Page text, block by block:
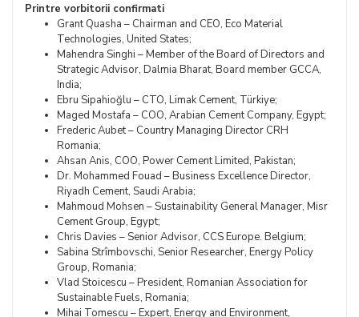
Printre vorbitorii confirmati
Grant Quasha – Chairman and CEO, Eco Material
Technologies, United States;
Mahendra Singhi – Member of the Board of Directors and
Strategic Advisor, Dalmia Bharat, Board member GCCA,
India;
Ebru Sipahioğlu – CTO, Limak Cement, Türkiye;
Maged Mostafa – COO, Arabian Cement Company, Egypt;
Frederic Aubet – Country Managing Director CRH
Romania;
Ahsan Anis, COO, Power Cement Limited, Pakistan;
Dr. Mohammed Fouad – Business Excellence Director,
Riyadh Cement, Saudi Arabia;
Mahmoud Mohsen – Sustainability General Manager, Misr
Cement Group, Egypt;
Chris Davies – Senior Advisor, CCS Europe. Belgium;
Sabina Strîmbovschi, Senior Researcher, Energy Policy
Group, Romania;
Vlad Stoicescu – President, Romanian Association for
Sustainable Fuels, Romania;
Mihai Tomescu – Expert, Energy and Environment,